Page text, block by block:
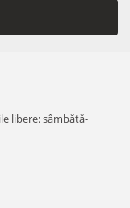
libere: sâmbătă-